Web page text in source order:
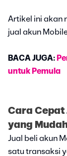
Artikel ini akan
jual akun
BACA JUGA:
untuk Pemula
Cara Cepat
yang
Jual beli akun
satu transaksi